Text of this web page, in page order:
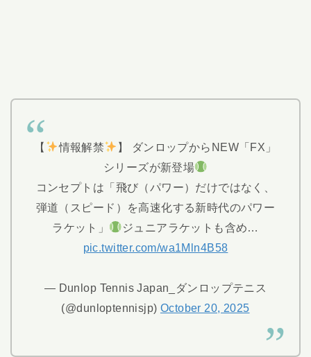
【 情報解禁
】 ダンロップからNEW「FX」
シリーズが新登場
コンセプトは「飛び（パワー）だけではなく、
弾道（スピード）を高速化する新時代のパワー
ラケット」
ジュニアラケットも含め…
pic.twitter.com/wa1Mln4B58
— Dunlop Tennis Japan_ダンロップテニス
(@dunloptennisjp) October 20, 2025